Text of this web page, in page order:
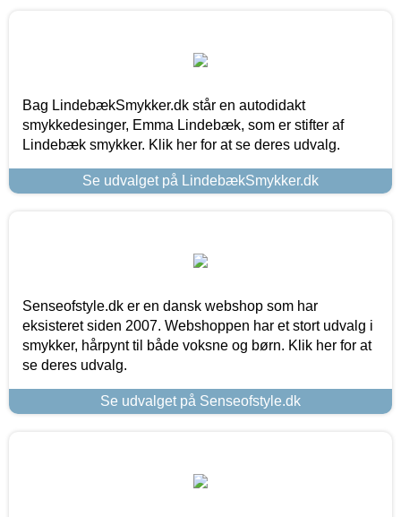
Bag LindebækSmykker.dk står en autodidakt
smykkedesinger, Emma Lindebæk, som er stifter af
Lindebæk smykker. Klik her for at se deres udvalg.
Se udvalget på LindebækSmykker.dk
Senseofstyle.dk er en dansk webshop som har
eksisteret siden 2007. Webshoppen har et stort udvalg i
smykker, hårpynt til både voksne og børn. Klik her for at
se deres udvalg.
Se udvalget på Senseofstyle.dk